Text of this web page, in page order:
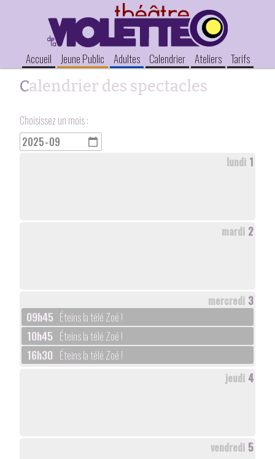
Accueil Jeune Public Adultes Calendrier Ateliers Tarifs
Calendrier des spectacles
Choisissez un mois :
lundi 1
mardi 2
mercredi 3
09h45 Éteins la télé Zoé !
10h45 Éteins la télé Zoé !
16h30 Éteins la télé Zoé !
jeudi 4
vendredi 5